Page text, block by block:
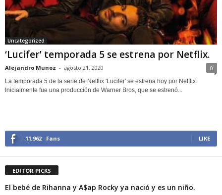
Uncategorized
‘Lucifer’ temporada 5 se estrena por Netflix.
Alejandro Munoz - agosto 21, 2020 0
La temporada 5 de la serie de Netflix 'Lucifer' se estrena hoy por Netflix.
Inicialmente fue una producción de Warner Bros, que se estrenó...
11,962 Fans LIKE
EDITOR PICKS
El bebé de Rihanna y A$ap Rocky ya nació y es un niño.